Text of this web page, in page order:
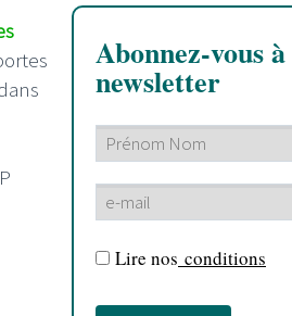
Abonnez-vous
newsletter
Lire nos conditions